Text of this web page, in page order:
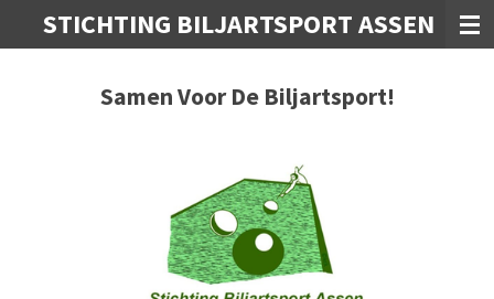
direct
STICHTING BILJARTSPORT ASSEN
Samen Voor De Biljartsport!